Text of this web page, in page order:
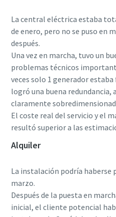
La central eléctrica estaba
de enero, pero no se puso en
después.
Una vez en marcha, tuvo un
problemas técnicos
veces solo 1 generador
logró una buena redundancia,
claramente
El coste real del servicio y el
resultó superior a las
Alquiler
La instalación podría
marzo.
Después de la puesta en
inicial, el cliente potencial